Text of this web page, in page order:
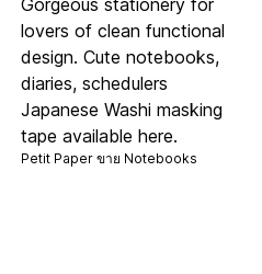
lovers of clean functional
design. Cute notebooks,
diaries, schedulers
Japanese Washi masking
tape available here.
Petit Paper ขาย Notebooks